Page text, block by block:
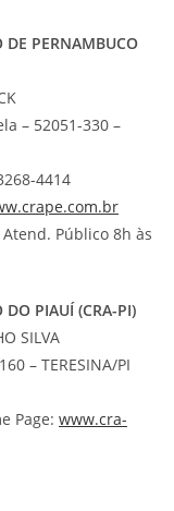
DE PERNAMBUCO
– 52051-330 –
4414
Público 8h às
DO PIAUÍ (CRA-PI)
SILVA
– TERESINA/PI
Page: www.cra-